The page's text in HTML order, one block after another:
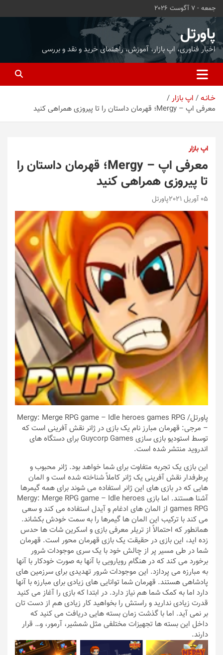
محتوا
بروید
جمعه - 7 آگوست 2026
پاورتل
اخبار فناوری، اپ بازار، آموزش، راهنمای خرید و نقد و بررسی
خـانـه
اپ بازار
معرفی اپ – Mergy؛ قهرمان داستان را تا پیروزی همراهی کنید
اپ بازار
معرفی اپ – Mergy؛ قهرمان داستان را
تا پیروزی همراهی کنید
05 آوریل 2021 پاورتل
پاورتل / Mergy: Merge RPG game – Idle heroes games RPG
– مرجی: قهرمان مبارز نام یک بازی در ژانر نقش آفرینی است که
توسط استودیو بازی سازی Guycorp Games برای دستگاه های
اندروید منتشر شده است.
این بازی یک تجربه متفاوت برای شما خواهد بود. ژانر محبوب و
پرطرفدار نقش آفرینی یک ژانر کاملاً شناخته شده است و المان
هایی که در بازی های این ژانر استفاده می شوند برای همه گیمرها
آشنا هستند. اما بازی Mergy: Merge RPG game – Idle heroes
games RPG از المان های ادغام و آیدل استفاده می کند و سعی
می کند با ترکیب این المان ها گیمرها را به سمت خودش بکشاند.
همانطور که احتمالاً از تریلر معرفی بازی و اسکرین شات ها حدس
زده اید، این بازی در حقیقت یک بازی قهرمان محور است. قهرمان
شما در طی مسیر پر از چالش خود با یک سری موجودات شرور
برخورد می کند که در هنگام رویارویی با آنها به صورت خودکار با آنها
به مبارزه می پردازد. این موجودات شرور تهدیدی برای سرزمین های
پادشاهی هستند. قهرمان شما توانایی های زیادی برای مبارزه با آنها
دارد اما به کمک شما هم نیاز دارد. در ابتدا که بازی را آغاز می‌ کنید
قدرت زیادی ندارید و راستش را بخواهید کار زیادی هم از دست تان
بر نمی آید. اما با گذشت زمان بسته‌ هایی دریافت می‌ کنید که
داخل این بسته‌ ها تجهیزات مختلفی مثل شمشیر، آرمور، و… قرار
دارند.